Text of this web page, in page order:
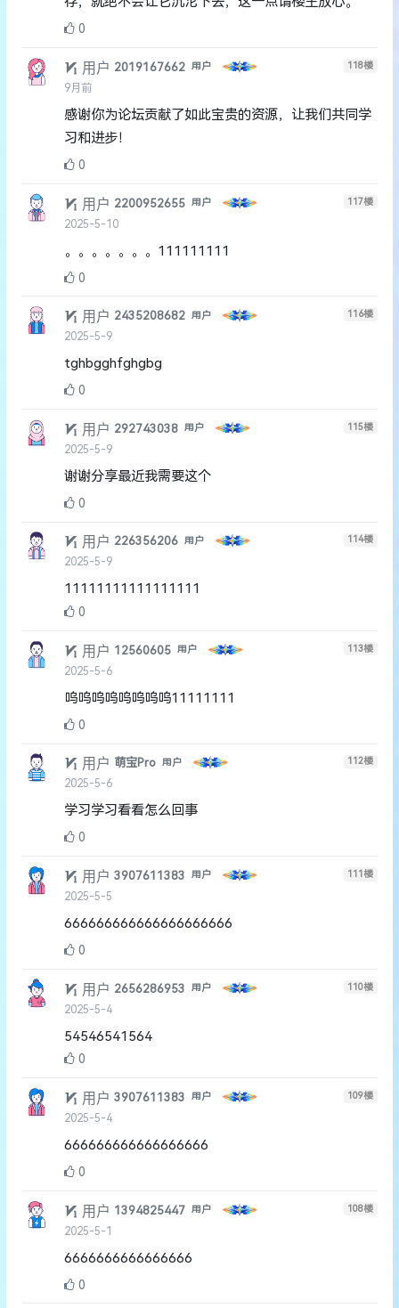
0
用户 2019167662 用户
9月前
118楼
感谢你为论坛贡献了如此宝贵的资源，让我们共同学
习和进步！
0
用户 2200952655 用户
2025-5-10
117楼
。。。。。。。111111111
0
用户 2435208682 用户
2025-5-9
116楼
tghbgghfghgbg
0
用户 292743038 用户
2025-5-9
115楼
谢谢分享最近我需要这个
0
用户 226356206 用户
2025-5-9
114楼
11111111111111111
0
用户 12560605 用户
2025-5-6
113楼
呜呜呜呜呜呜呜呜11111111
0
用户 萌宝Pro 用户
2025-5-6
112楼
学习学习看看怎么回事
0
用户3907611383 用户
2025-5-5
111楼
666666666666666666666
0
用户 2656286953 用户
2025-5-4
110楼
54546541564
0
用户3907611383 用户
2025-5-4
109楼
666666666666666666
0
用户 1394825447 用户
2025-5-1
108楼
6666666666666666
0